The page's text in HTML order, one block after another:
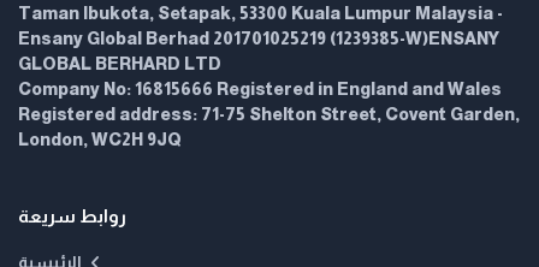
Taman Ibukota, Setapak, 53300 Kuala Lumpur Malaysia -
Ensany Global Berhad 201701025219 (1239385-W)ENSANY
GLOBAL BERHARD LTD
Company No: 16815666 Registered in England and Wales
Registered address: 71-75 Shelton Street, Covent Garden,
London, WC2H 9JQ
روابط سريعة
الرئيسية